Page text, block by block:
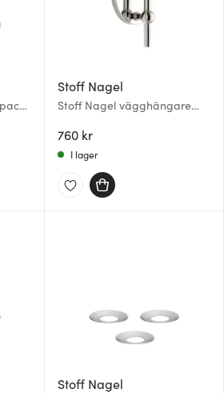
Stoff Nagel
Stoff Nagel vägghängare
760 kr
I lager
Stoff Nagel